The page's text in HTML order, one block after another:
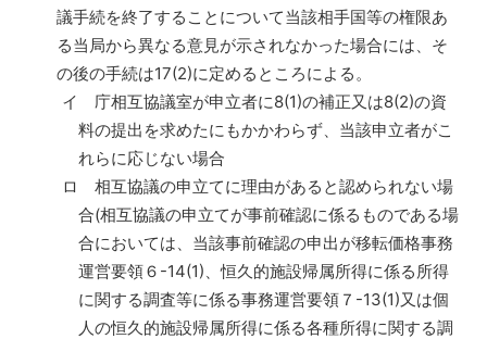
議手続を終了することについて当該相手国等の権限あ
る当局から異なる意見が示されなかった場合には、そ
の後の手続は17(2)に定めるところによる。
イ 庁相互協議室が申立者に8(1)の補正又は8(2)の資
料の提出を求めたにもかかわらず、当該申立者がこ
れらに応じない場合
ロ 相互協議の申立てに理由があると認められない場
合(相互協議の申立てが事前確認に係るものである場
合においては、当該事前確認の申出が移転価格事務
運営要領６-14(1)、恒久的施設帰属所得に係る所得
に関する調査等に係る事務運営要領７-13(1)又は個
人の恒久的施設帰属所得に係る各種所得に関する調